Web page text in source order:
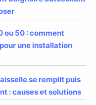
ou 50 : comment
une installation
se remplit puis
: causes et solutions